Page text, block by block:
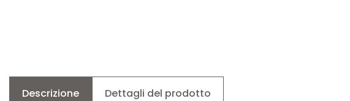
Descrizione Dettagli del prodotto